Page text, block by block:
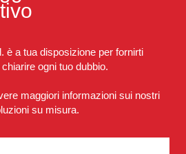
è a tua disposizione per fornirti
ogni tuo dubbio.
maggiori informazioni sui nostri
su misura.